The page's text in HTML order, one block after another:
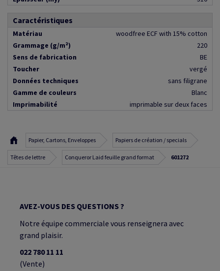
Caractéristiques
Matériau
woodfree ECF with 15% cotton
Grammage (g/m²)
220
Sens de fabrication
BE
Toucher
vergé
Données techniques
sans filigrane
Gamme de couleurs
Blanc
Imprimabilité
imprimable sur deux faces
Papier, Cartons, Enveloppes Papiers de création / specials
Têtes de lettre Conqueror Laid feuille grand format 601272
AVEZ-VOUS DES QUESTIONS ?
Notre équipe commerciale vous renseignera avec
grand plaisir.
022 780 11 11
(Vente)